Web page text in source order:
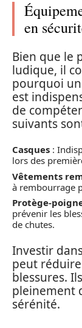
en
Bien que le
ludique, il
pourquoi
est
de
suivants
Casques :
lors des
Vêtements
à rembourrage
Protège-
prévenir les
de chutes.
Investir
peut
blessures.
pleinement
sérénité.